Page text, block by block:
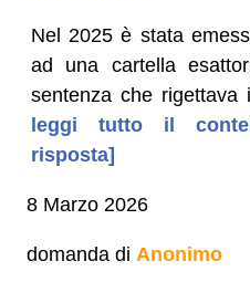
Nel 2025 è stata
ad una cartella
sentenza che rigettava
leggi tutto il
risposta]
8 Marzo 2026
domanda di Anonimo